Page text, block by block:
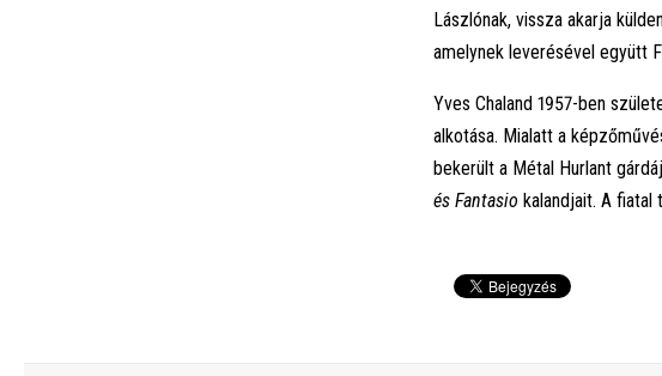
Lászlónak, vissza akarja
amelynek leverésével együtt
Yves Chaland 1957-ben
alkotása. Mialatt a
bekerült a Métal Hurlant
és Fantasio kalandjait. A fiatal